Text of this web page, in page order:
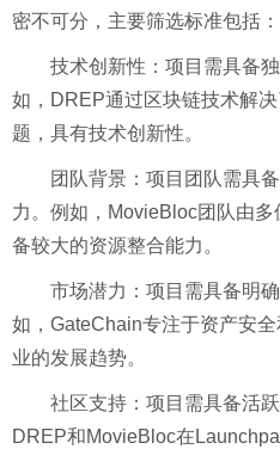
密不可分，主要筛选标准包括：
技术创新性：项目需具备
如，DREP通过区块链技术解
题，具有技术创新性。
团队背景：项目团队需具
力。例如，MovieBloc团队由
备较大的资源整合能力。
市场潜力：项目需具备明
如，GateChain专注于资产安
业的发展趋势。
社区支持：项目需具备活
DREP和MovieBloc在